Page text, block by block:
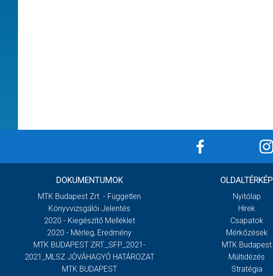
DOKUMENTUMOK
MTK Budapest Zrt. - Független
Könyvvizsgálói Jelentés
2020 - Kiegészítő Melléklet
2020 - Mérleg, Eredmény
MTK BUDAPEST ZRT._SFP_2021-
2021_MLSZ JÓVÁHAGYÓ HATÁROZAT
MTK BUDAPEST
OLDALTÉRKÉP
Nyitólap
Hírek
Csapatok
Mérkőzések
MTK Budapest
Múltidézés
Stratégia